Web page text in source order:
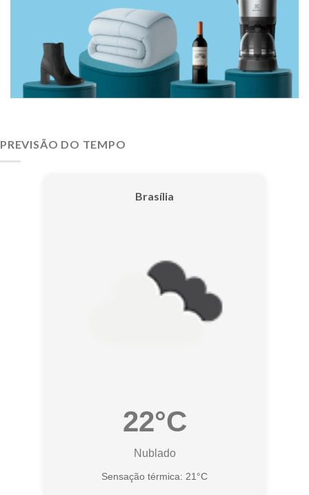
PREVISÃO DO TEMPO
Brasília
22°C
Nublado
Sensação térmica: 21°C